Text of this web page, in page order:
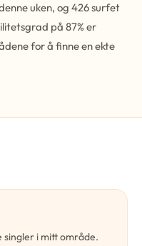
uken, og 426 surfet
på 87% er
for å finne en ekte
singler i mitt område.